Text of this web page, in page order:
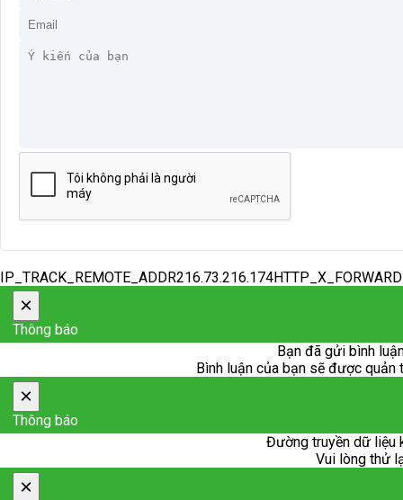
×
Thông báo
Bạn đã gửi bình
Bình luận của bạn sẽ được
×
Thông báo
Đường truyền dữ liệu
Vui lòng thử
×